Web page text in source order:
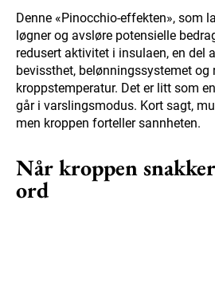
Denne «Pinocchio-effekten», som
løgner og avsløre potensielle
redusert aktivitet i insulaen, en del
bevissthet, belønningssystemet og
kroppstemperatur. Det er litt som
går i varslingsmodus. Kort sagt,
men kroppen forteller sannheten.
Når kroppen
ord